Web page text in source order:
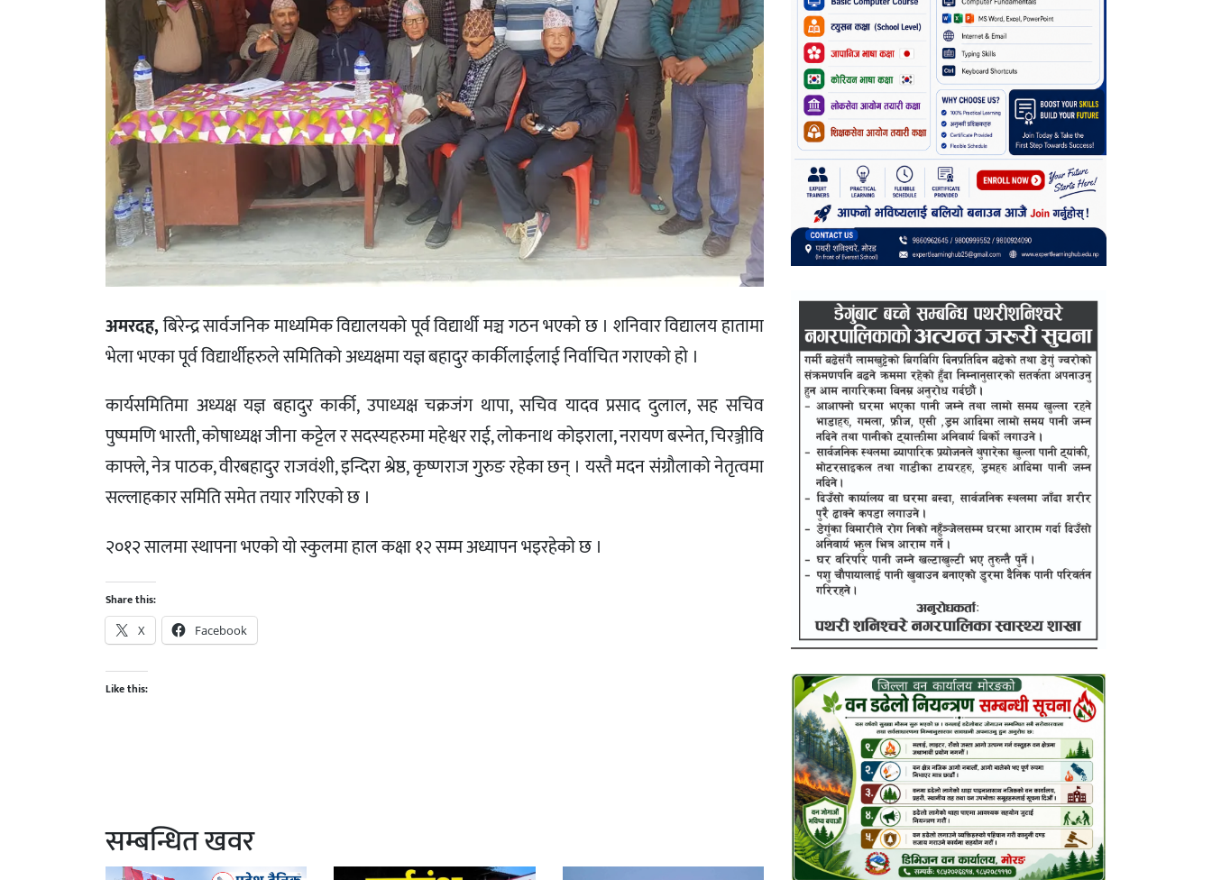
अमरदह,बिरेन्द्र सार्वजनिक माध्यमिक विद्यालयको पूर्व विद्यार्थी मञ्च गठन भएको छ । शनिवार विद्यालय हातामा
भेला भएका पूर्व विद्यार्थीहरुले समितिको अध्यक्षमा यज्ञ बहादुर कार्कीलाईलाई निर्वाचित गराएको हो ।
कार्यसमितिमा अध्यक्ष यज्ञ बहादुर कार्की, उपाध्यक्ष चक्रजंग थापा, सचिव यादव प्रसाद दुलाल, सह सचिव
पुष्पमणि भारती, कोषाध्यक्ष जीना कट्टेल र सदस्यहरुमा महेश्वर राई, लोकनाथ कोइराला, नरायण बस्नेत, चिरञ्जीवि
काफ्ले, नेत्र पाठक, वीरबहादुर राजवंशी, इन्दिरा श्रेष्ठ, कृष्णराज गुरुङ रहेका छन् । यस्तै मदन संग्रौलाको नेतृत्वमा
सल्लाहकार समिति समेत तयार गरिएको छ ।
२०१२ सालमा स्थापना भएको यो स्कुलमा हाल कक्षा १२ सम्म अध्यापन भइरहेको छ ।
Share this:
X Facebook
Like this:
सम्बन्धित खवर